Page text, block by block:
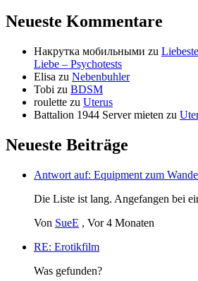
Neueste Kommentare
Накрутка мобильными zu
Liebe – Psychotests
Elisa zu Nebenbuhler
Tobi zu BDSM
roulette zu Uterus
Battalion 1944 Server mieten zu
Neueste Beiträge
Antwort auf: Equipment zum
Die Liste ist lang. Angefangen bei
Von SueE , Vor 4 Monaten
RE: Erotikfilm
Was gefunden?